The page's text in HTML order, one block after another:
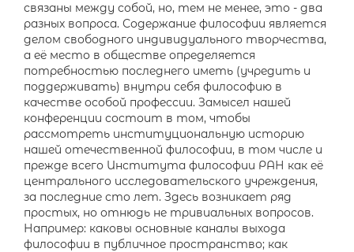
связаны между собой, но, тем не менее, это - два
разных вопроса. Содержание философии является
делом свободного индивидуального творчества,
а её место в обществе определяется
потребностью последнего иметь (учредить и
поддерживать) внутри себя философию в
качестве особой профессии. Замысел нашей
конференции состоит в том, чтобы
рассмотреть институциональную историю
нашей отечественной философии, в том числе и
прежде всего Института философии РАН как её
центрального исследовательского учреждения,
за последние сто лет. Здесь возникает ряд
простых, но отнюдь не тривиальных вопросов.
Например: каковы основные каналы выхода
философии в публичное пространство; как